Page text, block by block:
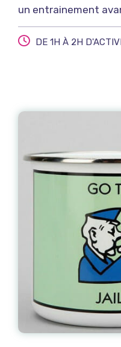
un entrainement
DE 1H À 2H